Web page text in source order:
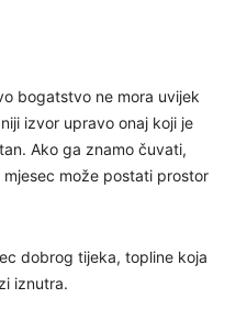
bogatstvo ne mora uvijek
izvor upravo onaj koji je
Ako ga znamo čuvati,
može postati prostor
dobrog tijeka, topline koja
iznutra.